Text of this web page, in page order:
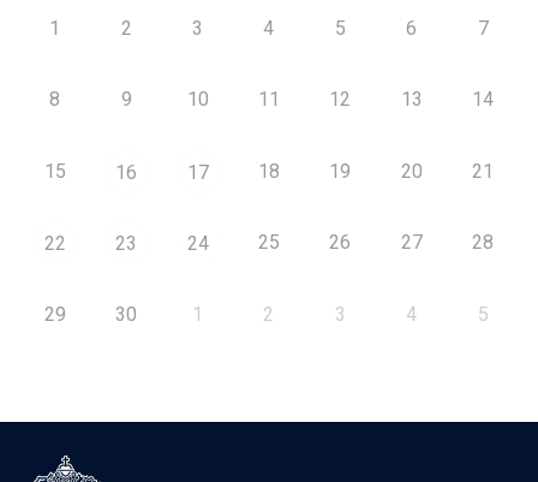
1 2 3 4 5 6 7
8 9 10 11 12 13 14
15 16 17 18 19 20 21
22 23 24 25 26 27 28
29 30 1 2 3 4 5